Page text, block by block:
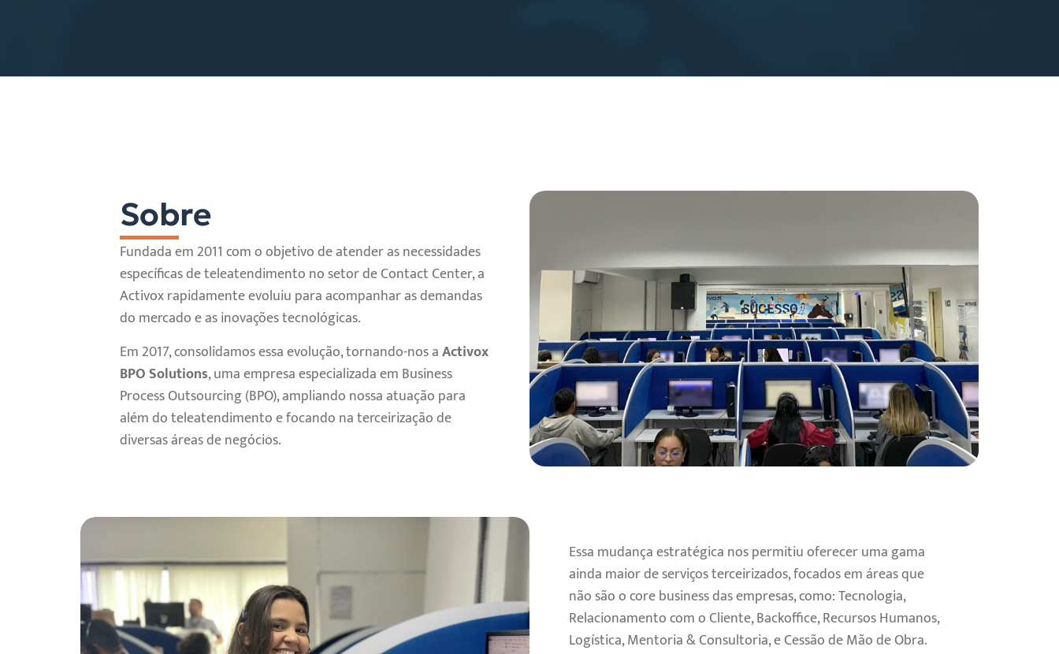
Sobre
Fundada em 2011 com o objetivo de atender as necessidades
específicas de teleatendimento no setor de Contact Center, a
Activox rapidamente evoluiu para acompanhar as demandas
do mercado e as inovações tecnológicas.
Em 2017, consolidamos essa evolução, tornando-nos aActivox
BPO Solutions, uma empresa especializada em Business
Process Outsourcing (BPO), ampliando nossa atuação para
além do teleatendimento e focando na terceirização de
diversas áreas de negócios.
Essa mudança estratégica nos permitiu oferecer uma gama
ainda maior de serviços terceirizados, focados em áreas que
não são o core business das empresas, como: Tecnologia,
Relacionamento com o Cliente, Backoffice, Recursos Humanos,
Logística, Mentoria & Consultoria, e Cessão de Mão de Obra.